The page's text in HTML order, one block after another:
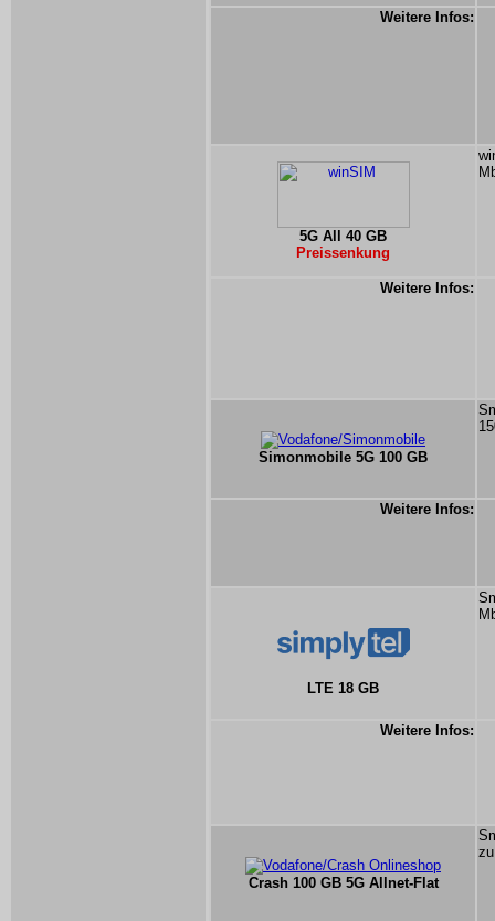
Weitere Infos:
5G All 40 GB
Preissenkung
Weitere Infos:
Simonmobile 5G 100 GB
Weitere Infos:
LTE 18 GB
Weitere Infos:
Crash 100 GB 5G Allnet-Flat